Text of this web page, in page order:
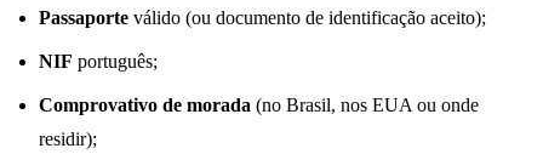
Passaporte válido (ou documento de identificação aceito);
NIF português;
Comprovativo de morada (no Brasil, nos EUA ou onde
residir);